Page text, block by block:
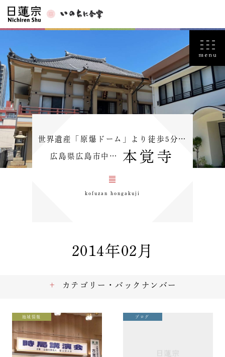
世界遺産「原爆ドーム」より徒歩5分…
広島県広島市中… 本覚寺
kofuzan hongakuji
2014年02月
地域情報 ブログ
カテゴリー・バックナンバー